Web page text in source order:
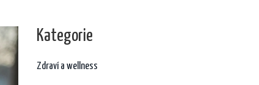
Kategorie
Zdraví a wellness